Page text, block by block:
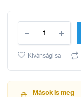
150x2mm
fogas
N16
chili
quantity
Kívánságlisa
Mások is meg